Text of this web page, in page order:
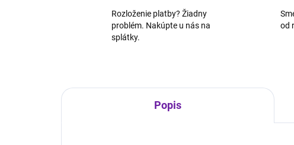
Rozloženie platby? Žiadny
problém. Nakúpte u nás na
splátky.
od
Popis